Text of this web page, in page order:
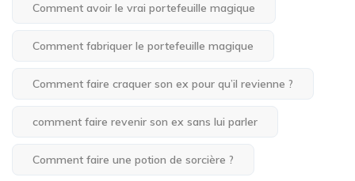
Comment avoir le vrai portefeuille magique
Comment fabriquer le portefeuille magique
Comment faire craquer son ex pour qu’il revienne ?
comment faire revenir son ex sans lui parler
Comment faire une potion de sorcière ?